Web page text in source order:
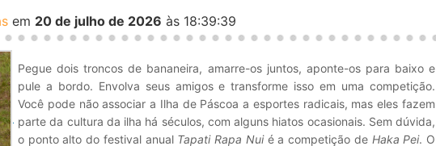
em 20 de julho de 2026 às 18:39:39
Pegue dois troncos de bananeira, amarre-os juntos, aponte-os para baixo e
pule a bordo. Envolva seus amigos e transforme isso em uma competição.
Você pode não associar a Ilha de Páscoa a esportes radicais, mas eles fazem
parte da cultura da ilha há séculos, com alguns hiatos ocasionais. Sem dúvida,
o ponto alto do festival anual Tapati Rapa Nuié a competição de Haka Pei. O